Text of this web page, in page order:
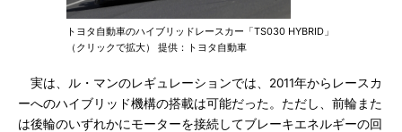
トヨタ自動車のハイブリッドレースカー「TS030 HYBRID」
（クリックで拡大） 提供：トヨタ自動車
実は、ル・マンのレギュレーションでは、2011年からレースカ
ーへのハイブリッド機構の搭載は可能だった。ただし、前輪また
は後輪のいずれかにモーターを接続してブレーキエネルギーの回